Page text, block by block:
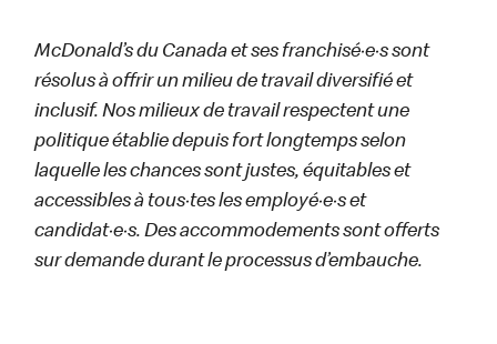
McDonald’s du Canada et ses franchisé·e·s sont
résolus à offrir un milieu de travail diversifié et
inclusif. Nos milieux de travail respectent une
politique établie depuis fort longtemps selon
laquelle les chances sont justes, équitables et
accessibles à tous·tes les employé·e·s et
candidat·e·s. Des accommodements sont offerts
sur demande durant le processus d’embauche.